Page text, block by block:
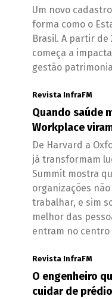
Um novo
forma como o
Brasil. A partir de
começa a
gestão
Revista InfraFM
Quando saúde
Workplace
De Harvard a
já transformam
Summit mostra
organizações
trabalhar, e sim
melhor das
entram no
Revista InfraFM
O engenheiro
cuidar de